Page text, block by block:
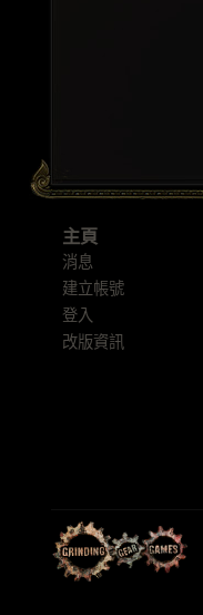
主頁
消息
建立帳號
登入
改版資訊